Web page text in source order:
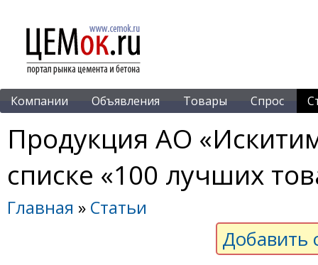
Компании Объявления Товары Спрос
Продукция АО
списке «100 лучших
Главная » Статьи
Добавить